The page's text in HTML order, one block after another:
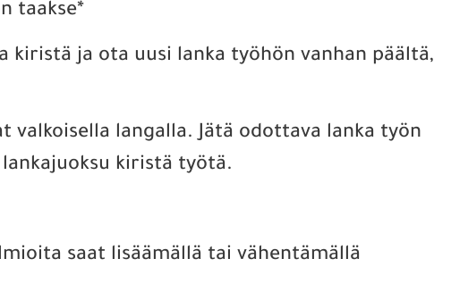
taakse*
kiristä ja ota uusi lanka työhön vanhan päältä,
valkoisella langalla. Jätä odottava lanka työn
kiristä työtä.
saat lisäämällä tai vähentämällä